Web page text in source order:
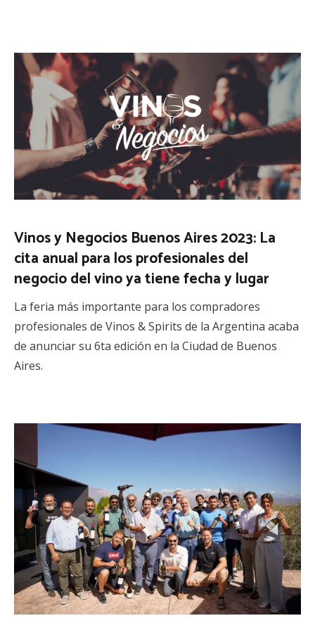
Vinos y Negocios Buenos Aires 2023: La
cita anual para los profesionales del
negocio del vino ya tiene fecha y lugar
La feria más importante para los compradores
profesionales de Vinos & Spirits de la Argentina acaba
de anunciar su 6ta edición en la Ciudad de Buenos
Aires.